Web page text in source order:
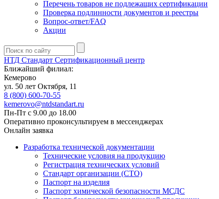
Перечень товаров не подлежащих сертификации
Проверка подлинности документов и реестры
Вопрос-ответ/FAQ
Акции
НТД Стандарт Сертификационный центр
Ближайший филиал:
Кемерово
ул. 50 лет Октября, 11
8 (800) 600-70-55
kemerovo@ntdstandart.ru
Пн-Пт с 9.00 до 18.00
Оперативно проконсультируем в мессенджерах
Онлайн заявка
Разработка технической документации
Технические условия на продукцию
Регистрация технических условий
Стандарт организации (СТО)
Паспорт на изделия
Паспорт химической безопасности МСДС